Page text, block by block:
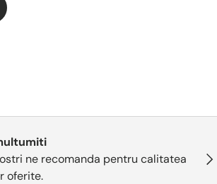
ne recomanda pentru calitatea
oferite.